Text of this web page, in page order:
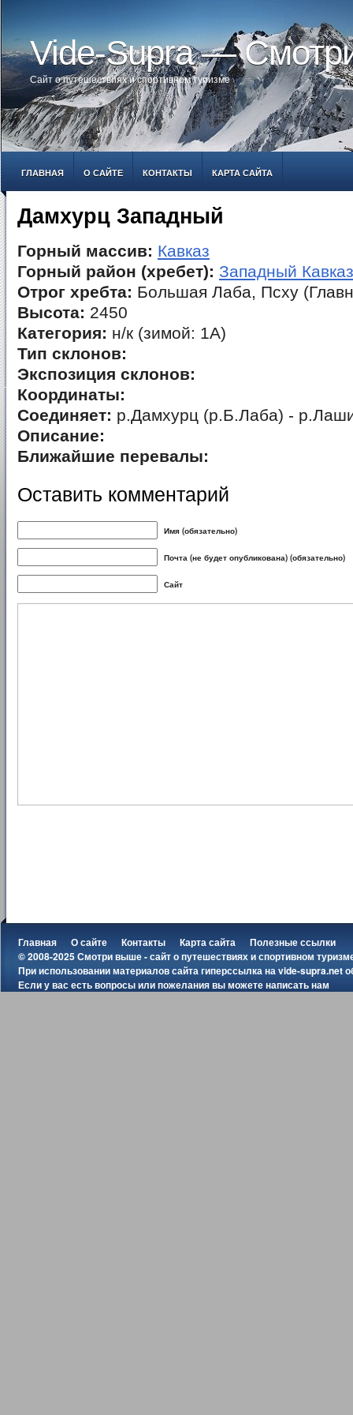
Vide-Supra —
Сайт о путешествиях и спортивном туризме
ГЛАВНАЯ О САЙТЕ КОНТАКТЫ КАРТА САЙТА
Дамхурц Западный
Горный массив: Кавказ
Горный район (хребет): Западный Кавказ
Отрог хребта: Большая Лаба, Псху
Высота: 2450
Категория: н/к (зимой: 1А)
Тип склонов:
Экспозиция склонов:
Координаты:
Соединяет: р.Дамхурц (р.Б.Лаба) -
Описание:
Ближайшие перевалы:
Оставить комментарий
Имя (обязательно)
Почта (не будет опубликована) (обязательно)
Сайт
Главная О сайте Контакты Карта сайта
Полезные ссылки
© 2008-2025 Смотри выше - сайт о путешествиях и спортивном
При использовании материалов сайта гиперссылка наvide-supra.net
Если у вас есть вопросы или пожелания вы можетенаписать нам